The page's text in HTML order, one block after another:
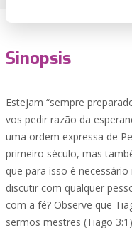
Sinopsis
Estejam “sempre
vos pedir razão da
uma ordem expressa de
primeiro século, mas
que para isso é
discutir com qualquer
com a fé? Observe que
sermos mestres (Tiago